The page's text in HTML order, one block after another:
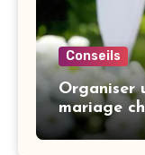
Conseils
Organiser
mariage